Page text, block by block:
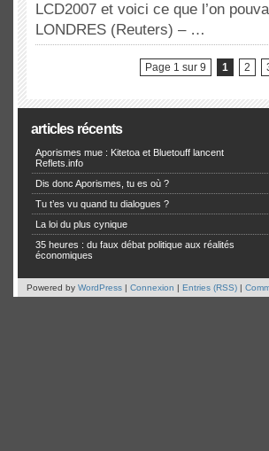
LCD2007 et voici ce que l’on
LONDRES (Reuters) – …
Page 1 sur 9 1 2
articles récents
Aporismes mue : Kitetoa et Bluetouff lancent
Reflets.info
Dis donc Aporismes, tu es où ?
Tu t’es vu quand tu dialogues ?
La loi du plus cynique
35 heures : du faux débat politique aux réalités
économiques
Powered by WordPress | Connexion | Entries (RSS) |